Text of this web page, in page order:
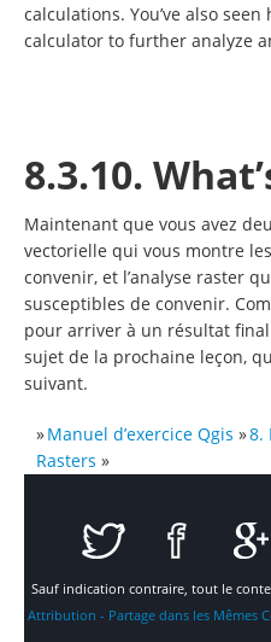
calculations. You’ve also
calculator to further analyze
8.3.10.
Maintenant que vous avez
vectorielle qui vous montre
convenir, et l’analyse raster
susceptibles de convenir.
pour arriver à un résultat final
sujet de la prochaine leçon,
suivant.
»Manuel d’exercice Qgis »8.
Rasters »
Sauf indication contraire, tout le
Attribution - Partage dans les Mêmes